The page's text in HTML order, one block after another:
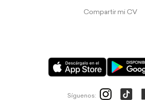
Compartir mi CV
Síguenos: